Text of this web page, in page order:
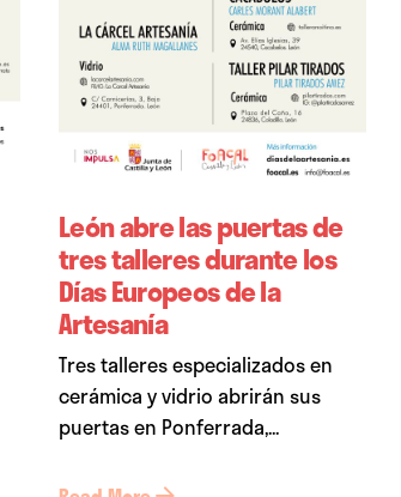
León abre las puertas de
tres talleres durante los
Días Europeos de la
Artesanía
Tres talleres especializados en
cerámica y vidrio abrirán sus
puertas en Ponferrada,...